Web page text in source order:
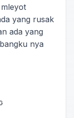
yang rusak
ada yang
nya